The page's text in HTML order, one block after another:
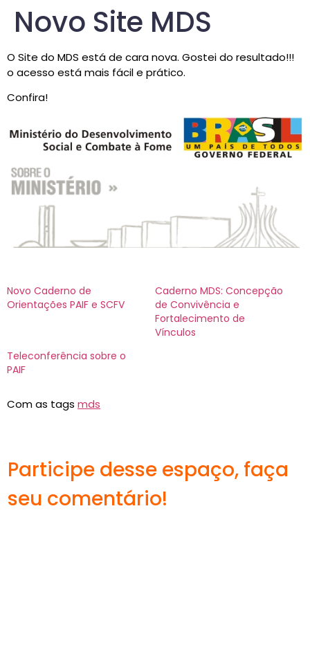
Novo Site MDS
O Site do MDS está de cara nova. Gostei do resultado!!!
o acesso está mais fácil e prático.
Confira!
Novo Caderno de
Orientações PAIF e SCFV
Caderno MDS: Concepção
de Convivência e
Fortalecimento de
Vínculos
Teleconferência sobre o
PAIF
Com as tags mds
Participe desse espaço, faça
seu comentário!